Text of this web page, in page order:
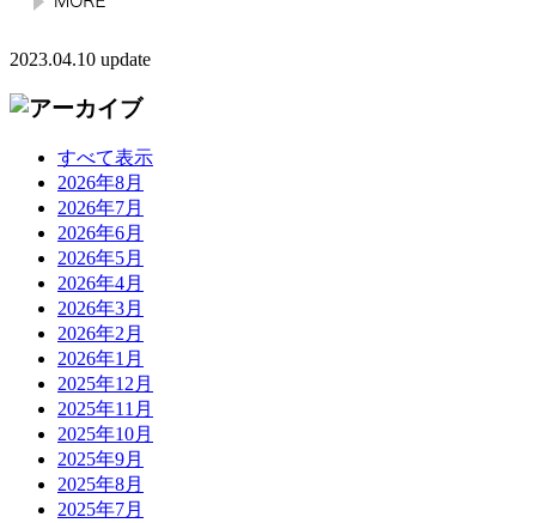
2023.04.10 update
すべて表示
2026年8月
2026年7月
2026年6月
2026年5月
2026年4月
2026年3月
2026年2月
2026年1月
2025年12月
2025年11月
2025年10月
2025年9月
2025年8月
2025年7月